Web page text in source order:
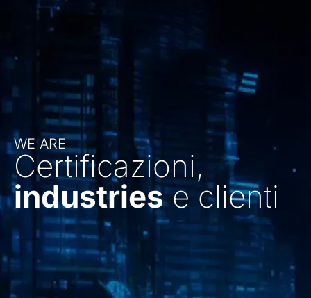
WE ARE
Certificazioni,
industriese clienti